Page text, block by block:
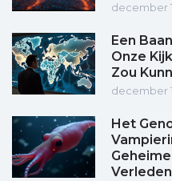
december
Een
Onze
Zou
december
Het
Verleden